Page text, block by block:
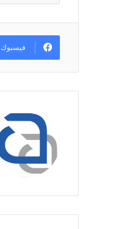
فيسبوك